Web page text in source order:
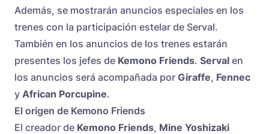
Además, se mostrarán anuncios especiales en los
trenes con la participación estelar de Serval.
También en los anuncios de los trenes estarán
presentes los jefes de Kemono Friends. Serval en
los anuncios será acompañada por Giraffe, Fennec
y African Porcupine.
El origen de Kemono Friends
El creador de Kemono Friends, Mine Yoshizaki